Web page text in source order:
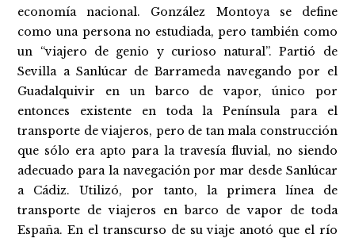
economía nacional. González Montoya se define
como una persona no estudiada, pero también como
un “viajero de genio y curioso natural”. Partió de
Sevilla a Sanlúcar de Barrameda navegando por el
Guadalquivir en un barco de vapor, único por
entonces existente en toda la Península para el
transporte de viajeros, pero de tan mala construcción
que sólo era apto para la travesía fluvial, no siendo
adecuado para la navegación por mar desde Sanlúcar
a Cádiz. Utilizó, por tanto, la primera línea de
transporte de viajeros en barco de vapor de toda
España. En el transcurso de su viaje anotó que el río